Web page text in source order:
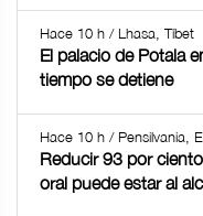
Hace 10 h / Lhasa, Tíbet
El palacio de Potala
tiempo se detiene
Hace 10 h / Pensilvania,
Reducir 93 por
oral puede estar al